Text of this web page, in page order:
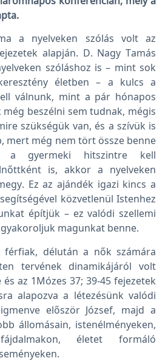
a nyelveken szólás volt az
alapján. D. Nagy Tamás
szóláshoz is – mint sok
életben – a kulcs a
válnunk, mint a pár hónapos
beszélni sem tudnak, mégis
szükségük van, és a szívük is
mert még nem tört össze benne
a gyermeki hitszintre kell
is, akkor a nyelveken
Ez az ajándék igazi kincs a
közvetlenül Istenhez
építjük – ez valódi szellemi
magunkat benne.
férfiak, délután a nők számára
tervének dinamikájáról volt
az 1Mózes 37; 39-45 fejezetek
alapozva a létezésünk valódi
először József, majd a
állomásain, istenélményeken,
életet formáló